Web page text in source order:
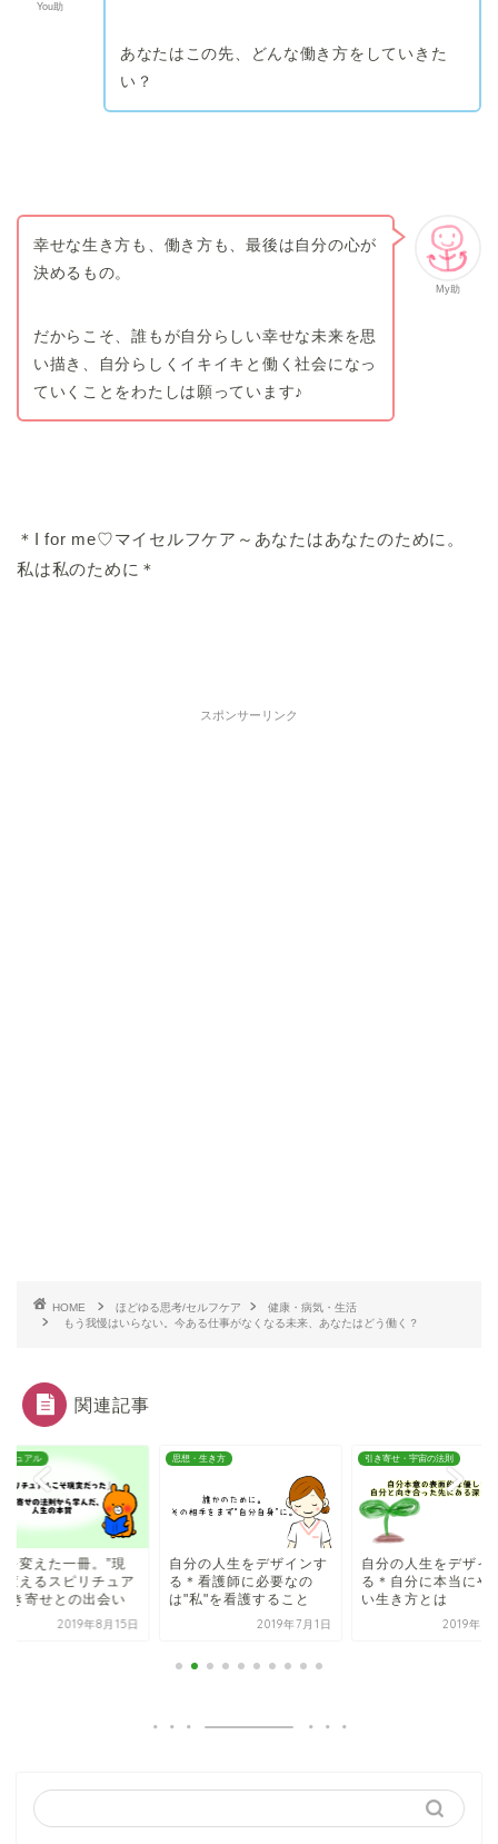
You助
あなたはこの先、どんな働き方をしていきた
い？
My助
幸せな生き方も、働き方も、最後は自分の心が
決めるもの。
だからこそ、誰もが自分らしい幸せな未来を思
い描き、自分らしくイキイキと働く社会になっ
ていくことをわたしは願っています♪
＊I for me♡マイセルフケア～あなたはあなたのために。
私は私のために＊
スポンサーリンク
HOME ほどゆる思考/セルフケア
健康・病気・生活
もう我慢はいらない。今ある仕事がなくなる未来、あなたはどう働く？
関連記事
チュアル
を変えた一冊。”現
変えるスピリチュア
き寄せとの出会い
2019年8月15日
思想・生き方
自分の人生をデザインす
る＊看護師に必要なの
は"私"を看護すること
2019年7月1日
引き寄せ・宇宙の法則
自分の人生をデザイ
る＊自分に本当にや
い生き方とは
2019年6